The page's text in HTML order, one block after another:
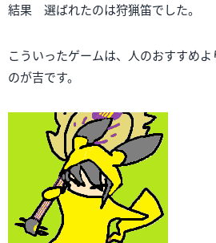
結果 選ばれたのは狩猟笛でした。
こういったゲームは、人のおすすめ
のが吉です。